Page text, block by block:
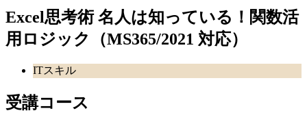
Excel思考術 名人は知っている！関数活
用ロジック（MS365/2021 対応）
ITスキル
受講コース